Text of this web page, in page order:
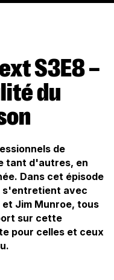
du
de
tant d'autres, en
Dans cet épisode
s'entretient avec
et Jim Munroe, tous
sur cette
pour celles et ceux